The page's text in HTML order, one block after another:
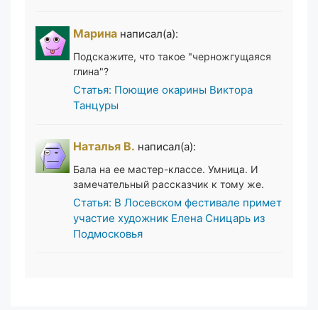
Марина написал(а):
Подскажите, что такое "черножгущаяся
глина"?
Статья: Поющие окарины Виктора
Танцуры
Наталья В. написал(а):
Бала на ее мастер-классе. Умница. И
замечательный рассказчик к тому же.
Статья: В Лосевском фестивале примет
участие художник Елена Сницарь из
Подмосковья